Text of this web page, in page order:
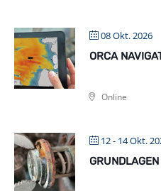
08 Okt. 2026
ORCA
Online
12 - 14 Okt.